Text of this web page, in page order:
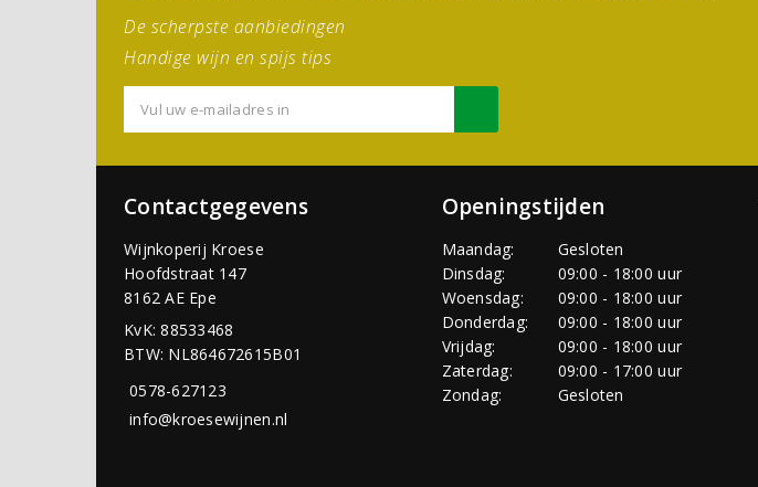
De scherpste aanbiedingen
Handige wijn en spijs tips
Contactgegevens
Wijnkoperij Kroese
Hoofdstraat 147
8162 AE Epe
KvK: 88533468
BTW: NL864672615B01
0578-627123
info@kroesewijnen.nl
Openingstijden
Maandag:
Gesloten
Dinsdag:
09:00 - 18:00 uur
Woensdag:
09:00 - 18:00 uur
Donderdag:
09:00 - 18:00 uur
Vrijdag:
09:00 - 18:00 uur
Zaterdag:
09:00 - 17:00 uur
Zondag:
Gesloten